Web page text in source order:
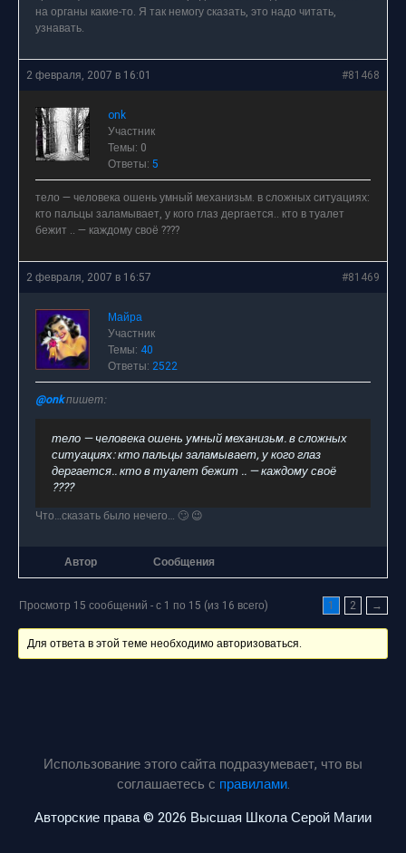
на органы какие-то. Я так немогу сказать, это надо читать,
узнавать.
2 февраля, 2007 в 16:01 #81468
onk
Участник
Темы: 0
Ответы: 5
тело — человека ошень умный механизьм. в сложных ситуациях:
кто пальцы заламывает, у кого глаз дергается.. кто в туалет
бежит .. — каждому своё ????
2 февраля, 2007 в 16:57 #81469
Майра
Участник
Темы: 40
Ответы: 2522
@onkпишет:
тело — человека ошень умный механизьм. в сложных
ситуациях: кто пальцы заламывает, у кого глаз
дергается.. кто в туалет бежит .. — каждому своё
????
Что…сказать было нечего… 🙄 😉
Автор Сообщения
Просмотр 15 сообщений - с 1 по 15 (из 16 всего) 1 2 →
Для ответа в этой теме необходимо авторизоваться.
Использование этого сайта подразумевает, что вы
соглашаетесь с правилами.
Авторские права © 2026 Высшая Школа Серой Магии